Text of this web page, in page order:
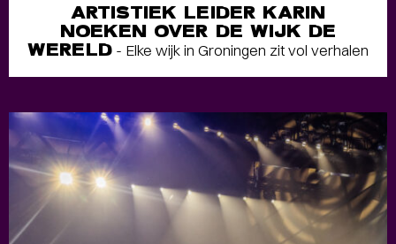
ARTISTIEK LEIDER KARIN
NOEKEN OVER DE WIJK DE
WERELD- Elke wijk in Groningen zit vol verhalen